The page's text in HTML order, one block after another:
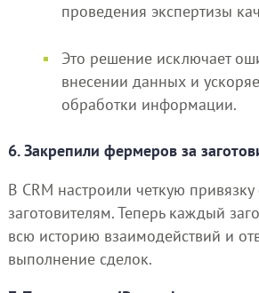
проведения экспертизы
Это решение исключает
внесении данных и
обработки информации.
6. Закрепили фермеров за
В CRM настроили четкую
заготовителям. Теперь каждый
всю историю взаимодействий и
выполнение сделок.